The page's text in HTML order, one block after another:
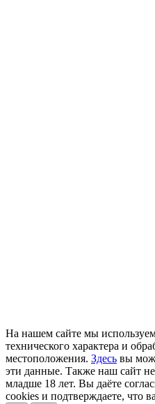
На нашем сайте мы
технического характера и
местоположения. Здесь вы
эти данные. Также наш сайт
младше 18 лет. Вы даёте
cookies и подтверждаете, что